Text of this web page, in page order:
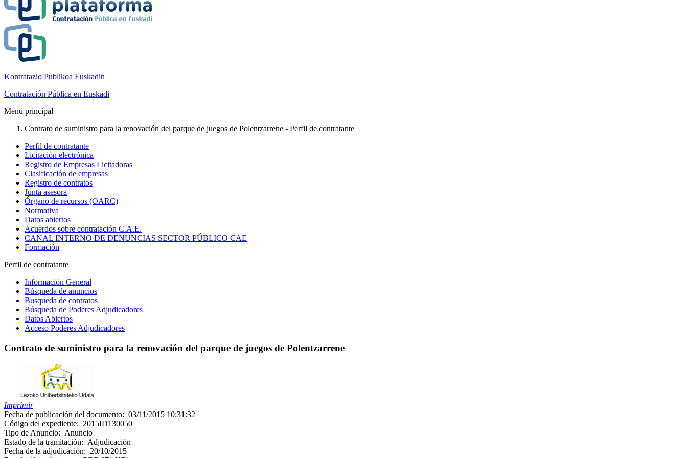
Kontratazio Publikoa Euskadin
Contratación Pública en Euskadi
Menú principal
Contrato de suministro para la renovación del parque de juegos de Polentzarrene - Perfil de contratante
Perfil de contratante
Licitación electrónica
Registro de Empresas Licitadoras
Clasificación de empresas
Registro de contratos
Junta asesora
Órgano de recursos (OARC)
Normativa
Datos abiertos
Acuerdos sobre contratación C.A.E.
CANAL INTERNO DE DENUNCIAS SECTOR PÚBLICO CAE
Formación
Perfil de contratante
Información General
Búsqueda de anuncios
Busqueda de contratos
Búsqueda de Poderes Adjudicadores
Datos Abiertos
Acceso Poderes Adjudicadores
Contrato de suministro para la renovación del parque de juegos de Polentzarrene
Imprimir
Fecha de publicación del documento: 03/11/2015 10:31:32
Código del expediente: 2015ID130050
Tipo de Anuncio: Anuncio
Estado de la tramitación: Adjudicación
Fecha de la adjudicación: 20/10/2015